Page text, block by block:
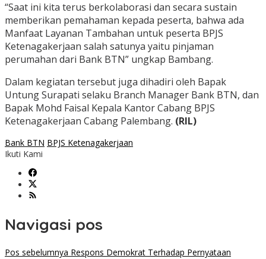
“Saat ini kita terus berkolaborasi dan secara sustain
memberikan pemahaman kepada peserta, bahwa ada
Manfaat Layanan Tambahan untuk peserta BPJS
Ketenagakerjaan salah satunya yaitu pinjaman
perumahan dari Bank BTN” ungkap Bambang.
Dalam kegiatan tersebut juga dihadiri oleh Bapak
Untung Surapati selaku Branch Manager Bank BTN, dan
Bapak Mohd Faisal Kepala Kantor Cabang BPJS
Ketenagakerjaan Cabang Palembang. (RIL)
Bank BTN BPJS Ketenagakerjaan
Ikuti Kami
Navigasi pos
Pos sebelumnya Respons Demokrat Terhadap Pernyataan